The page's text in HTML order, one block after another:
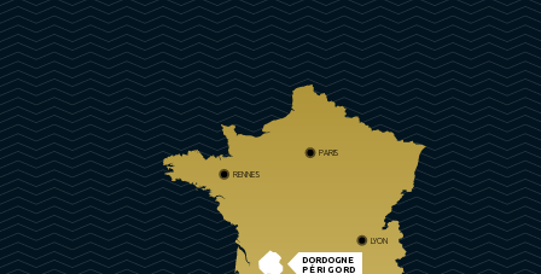
DORDOGNE
PÉRIGORD
PARIS
RENNES
LYON